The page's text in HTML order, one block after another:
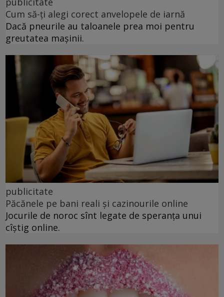
Cum să-ți alegi corect anvelopele de iarnă
Dacă pneurile au taloanele prea moi pentru
greutatea mașinii.
publicitate
Păcănele pe bani reali și cazinourile online
Jocurile de noroc sînt legate de speranța unui
cîștig online.